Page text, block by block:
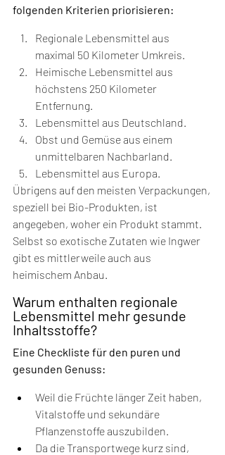
folgenden Kriterien priorisieren:
Regionale Lebensmittel aus
maximal 50 Kilometer Umkreis.
Heimische Lebensmittel aus
höchstens 250 Kilometer
Entfernung.
Lebensmittel aus Deutschland.
Obst und Gemüse aus einem
unmittelbaren Nachbarland.
Lebensmittel aus Europa.
Übrigens auf den meisten Verpackungen,
speziell bei Bio-Produkten, ist
angegeben, woher ein Produkt stammt.
Selbst so exotische Zutaten wie Ingwer
gibt es mittlerweile auch aus
heimischem Anbau.
Warum enthalten regionale
Lebensmittel mehr gesunde
Inhaltsstoffe?
Eine Checkliste für den puren und
gesunden Genuss:
Weil die Früchte länger Zeit haben,
Vitalstoffe und sekundäre
Pflanzenstoffe auszubilden.
Da die Transportwege kurz sind,